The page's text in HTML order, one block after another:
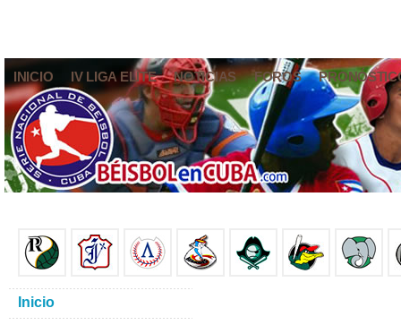
INICIO IV LIGA ELITE NOTICIAS FOROS
Inicio